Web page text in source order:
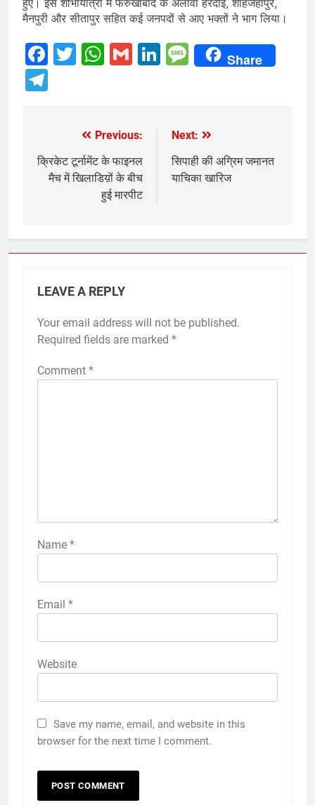
मैनपुरी और सीतापुर सहित कई जनपदों से आए भक्तों ने भाग लिया।
Facebook
Twitter
WhatsApp
GmailLinkedIn
Message
Share
navigation
Previous:
क्रिकेट टूर्नामेंट के फाइनल
मैच में खिलाडिय़ों के बीच
हुई मारपीट
Next:
सिपाही की अग्रिम जमानत
याचिका खारिज
LEAVE A REPLY
Your email address will not be published.
Required fields are marked *
Comment *
Name *
Email *
Website
Save my name, email, and website in this
browser for the next time I comment.